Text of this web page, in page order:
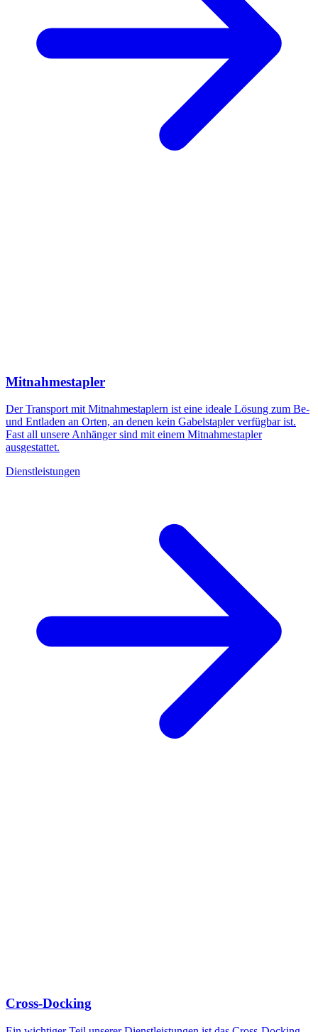
Mitnahmestapler
Der Transport mit Mitnahmestaplern ist eine ideale Lösung zum Be-
und Entladen an Orten, an denen kein Gabelstapler verfügbar ist.
Fast all unsere Anhänger sind mit einem Mitnahmestapler
ausgestattet.
Dienstleistungen
Cross-Docking